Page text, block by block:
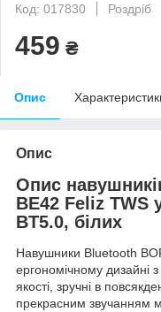
Код: 017830
Роздріб
459 ₴
Опис
Опис
Опис
BE42 Feliz TWS
BT5.0, білих
Навушники Bluetooth
ергономічному дизайні
якості, зручні в
прекрасним звучанням